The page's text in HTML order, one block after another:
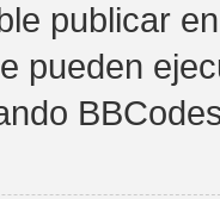
publicar
pueden